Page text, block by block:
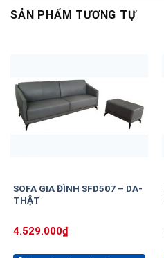
SẢN PHẨM TƯƠNG TỰ
SOFA GIA ĐÌNH SFD507 – DA-
THẬT
4.529.000₫